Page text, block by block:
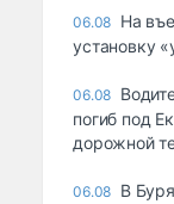
06.08 Ha
ycтaнoвкy
06.08
погиб под
дорожной
06.08 В